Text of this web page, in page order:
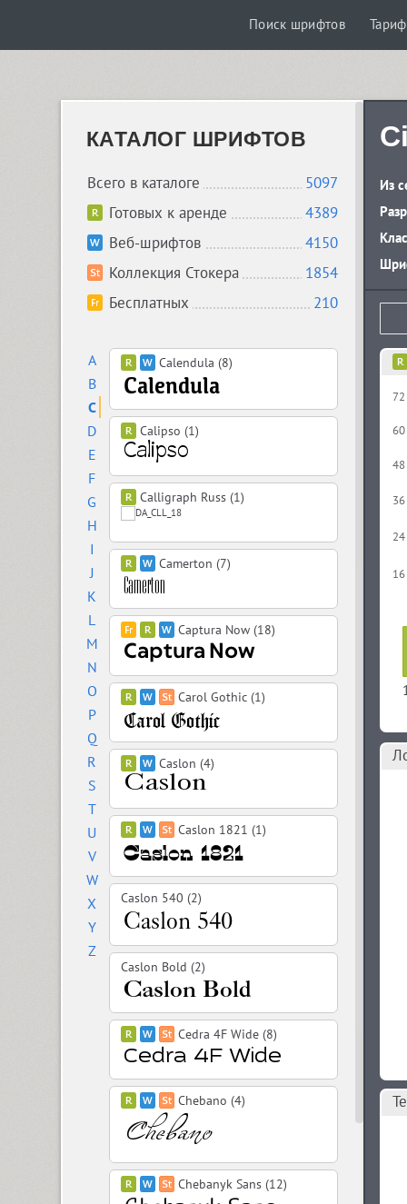
Поиск шрифтов
КАТАЛОГ ШРИФТОВ
Всего в каталоге
5097
Готовых к аренде
4389
Веб-шрифтов
4150
Коллекция Стокера
1854
Бесплатных
210
A
B
C
D
E
F
G
H
I
J
K
L
M
N
O
P
Q
R
S
T
U
V
W
X
Y
Z
Calendula (8)
Calipso (1)
Calligraph Russ (1)
Camerton (7)
Captura Now (18)
Carol Gothic (1)
Caslon (4)
Caslon 1821 (1)
Caslon 540 (2)
Caslon Bold (2)
Cedra 4F Wide (8)
Chebano (4)
Chebanyk Sans (12)
Из